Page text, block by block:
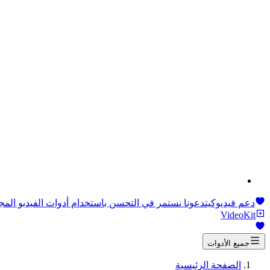
دعم فيديوكيتدعونا نستمر في التحسن باستخدام أدوات الفيديو
VideoKit
جميع الأدوات
الصفحة الرئيسية